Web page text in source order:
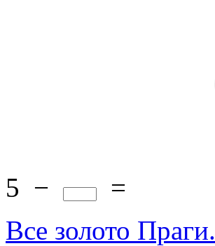
5 −
=
Все золото Праги.